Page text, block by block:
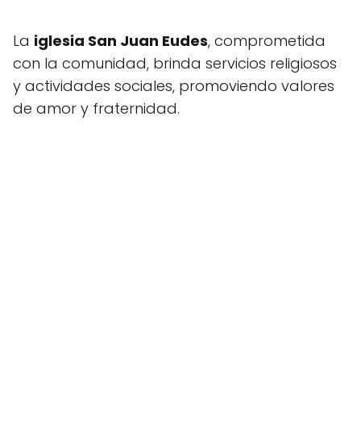
La iglesia San Juan Eudes, comprometida
con la comunidad, brinda servicios religiosos
y actividades sociales, promoviendo valores
de amor y fraternidad.